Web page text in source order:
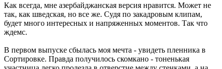
Как всегда, мне азербайджанская версия нравится. Может не
так, как шведская, но все же. Судя по закадровым клипам,
будет много интересных и напряженных моментов. Так что
ждемс.
В первом выпуске сбылась моя мечта - увидеть пленника в
Сортировке. Правда получилось скомкано - тоненькая